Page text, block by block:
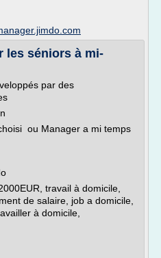
les séniors à mi-
par des
ou Manager a mi temps
travail à domicile,
de salaire, job a domicile,
à domicile,